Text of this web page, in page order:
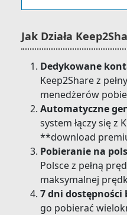
Jak Działa
Dedykowane
Keep2Share z
menedżerów
Automatyczne
system łączy się
**download
Pobieranie na
Polsce z pełną
maksymalnej
7 dni dostępności
go pobierać